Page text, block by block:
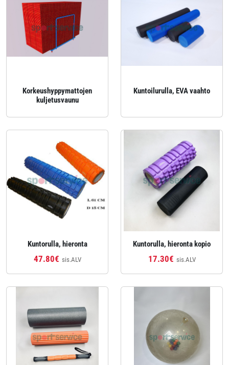
Korkeushyppymattojen
kuljetusvaunu
Kuntoilurulla, EVA vaahto
Kuntorulla, hieronta
47.80€ sis.ALV
Kuntorulla, hieronta kopio
17.30€ sis.ALV